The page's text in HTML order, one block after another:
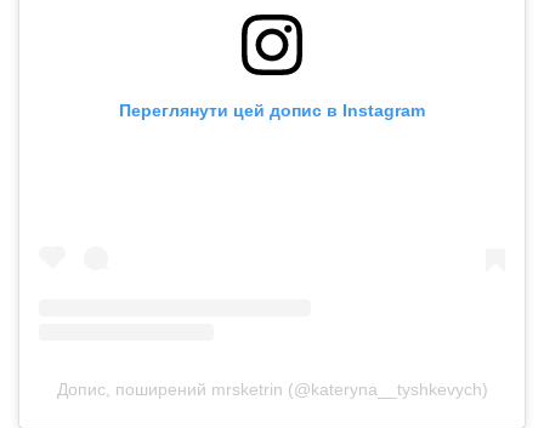
Переглянути цей допис в Instagram
Допис, поширений mrsketrin (@kateryna__tyshkevych)